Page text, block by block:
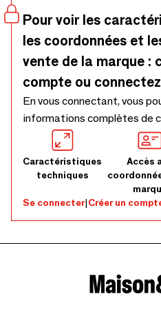
Pour voir les
les coordonnées et
vente de la marque :
compte ou
En vous connectant, vous
informations complètes de
Caractéristiques
techniques
Accès
Se connecter|Créer un